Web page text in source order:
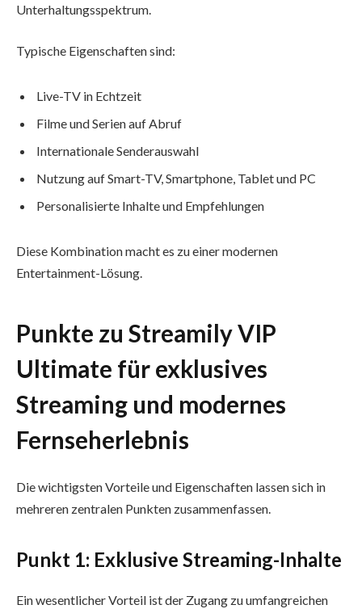
Unterhaltungsspektrum.
Typische Eigenschaften sind:
Live-TV in Echtzeit
Filme und Serien auf Abruf
Internationale Senderauswahl
Nutzung auf Smart-TV, Smartphone, Tablet und PC
Personalisierte Inhalte und Empfehlungen
Diese Kombination macht es zu einer modernen
Entertainment-Lösung.
Punkte zu Streamily VIP
Ultimate für exklusives
Streaming und modernes
Fernseherlebnis
Die wichtigsten Vorteile und Eigenschaften lassen sich in
mehreren zentralen Punkten zusammenfassen.
Punkt 1: Exklusive Streaming-Inhalte
Ein wesentlicher Vorteil ist der Zugang zu umfangreichen